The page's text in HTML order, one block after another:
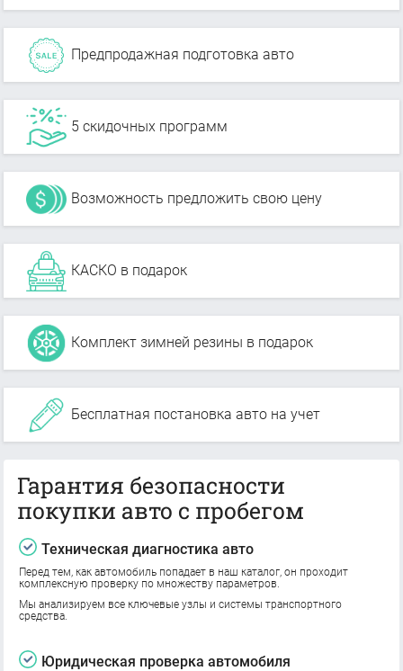
Предпродажная подготовка авто
5 скидочных программ
Возможность предложить свою цену
КАСКО в подарок
Комплект зимней резины в подарок
Бесплатная постановка авто на учет
Гарантия безопасности
покупки авто с пробегом
Техническая диагностика авто
Перед тем, как автомобиль попадает в наш каталог, он проходит
комплексную проверку по множеству параметров.
Мы анализируем все ключевые узлы и системы транспортного
средства.
Юридическая проверка автомобиля